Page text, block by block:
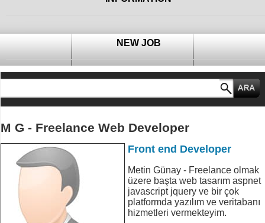
NEW JOB
M G - Freelance Web Developer
Front end Developer
Metin Günay - Freelance olmak
üzere başta web tasarım aspnet
javascript jquery ve bir çok
platformda yazılım ve veritabanı
hizmetleri vermekteyim.